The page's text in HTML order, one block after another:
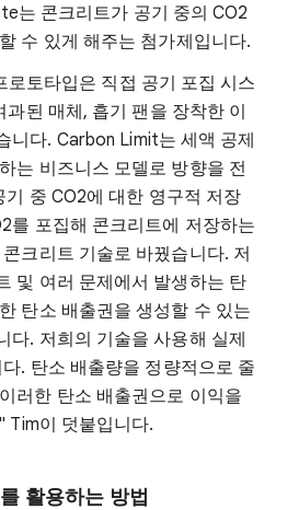
는 콘크리트가 공기 중의 CO2
수 있게 해주는 첨가제입니다.
토타입은 직접 공기 포집 시스
과된 매체, 흡기 팬을 장착한 이
니다. Carbon Limit는 세액 공제
는 비즈니스 모델로 방향을 전
중 CO2에 대한 영구적 저장
를 포집해 콘크리트에 저장하는
크리트 기술로 바꿨습니다. 저
및 여러 문제에서 발생하는 탄
탄소 배출권을 생성할 수 있는
다. 저희의 기술을 사용해 실제
. 탄소 배출량을 정량적으로 줄
러한 탄소 배출권으로 이익을
Tim이 덧붙입니다.
활용하는 방법